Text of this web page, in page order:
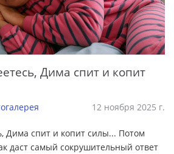
Дима спит и копит
12 ноября 2025 г.
Дима спит и копит силы... Потом
даст самый сокрушительный ответ